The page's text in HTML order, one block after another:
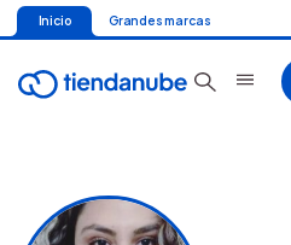
Inicio Grandes marcas